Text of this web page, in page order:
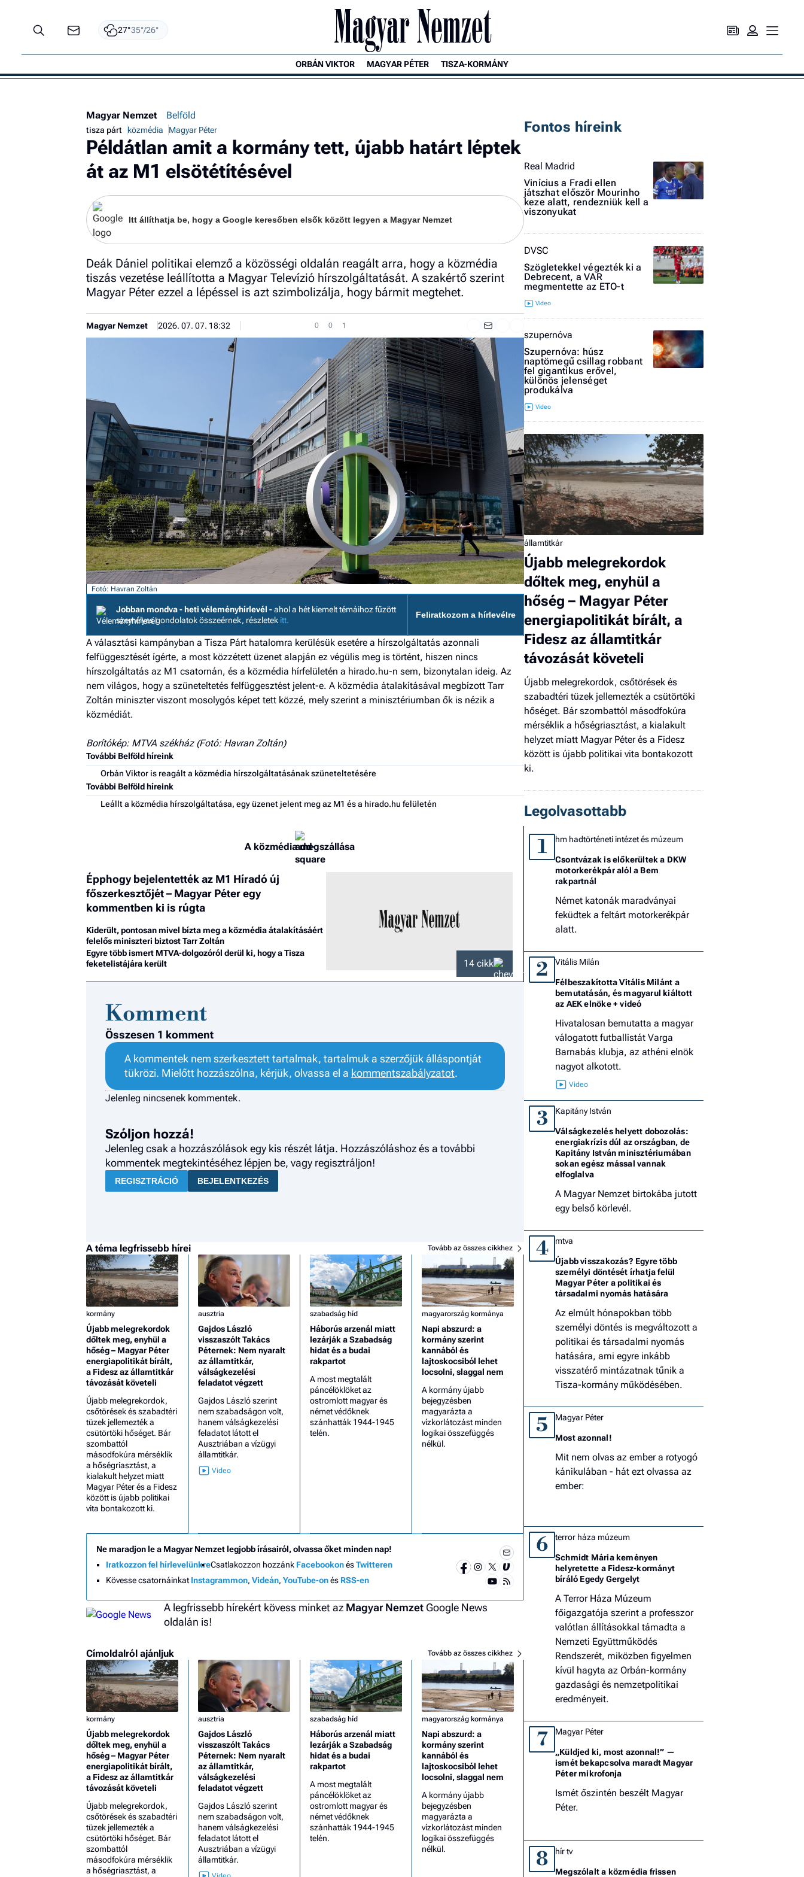
27°35°/26°
ORBÁN VIKTOR MAGYAR PÉTER TISZA-KORMÁNY
Magyar Nemzet Belföld
tisza párt közmédia Magyar Péter
Példátlan amit a kormány tett, újabb határt léptek
át az M1 elsötétítésével
Itt állíthatja be, hogy a Google keresőben elsők között legyen a Magyar Nemzet
Deák Dániel politikai elemző a közösségi oldalán reagált arra, hogy a közmédia
tiszás vezetése leállította a Magyar Televízió hírszolgáltatását. A szakértő szerint
Magyar Péter ezzel a lépéssel is azt szimbolizálja, hogy bármit megtehet.
Magyar Nemzet 2026. 07. 07. 18:32 0 0 1
Fotó: Havran Zoltán
Jobban mondva - heti véleményhírlevél -ahol a hét kiemelt témáihoz fűzött
személyes gondolatok összeérnek, részletek itt.
Feliratkozom a hírlevélre
A választási kampányban a Tisza Párt hatalomra kerülésük esetére a hírszolgáltatás azonnali
felfüggesztését ígérte, a most közzétett üzenet alapján ez végülis meg is történt, hiszen nincs
hírszolgáltatás az M1 csatornán, és a közmédia hírfelületén a hirado.hu-n sem, bizonytalan ideig. Az
nem világos, hogy a szüneteltetés felfüggesztést jelent-e. A közmédia átalakításával megbízott Tarr
Zoltán miniszter viszont mosolygós képet tett közzé, mely szerint a minisztériumban ők is nézik a
közmédiát.
Borítókép: MTVA székház (Fotó: Havran Zoltán)
További Belföld híreink
Orbán Viktor is reagált a közmédia hírszolgáltatásának szüneteltetésére
További Belföld híreink
Leállt a közmédia hírszolgáltatása, egy üzenet jelent meg az M1 és a hirado.hu felületén
A közmédia megszállása
Épphogy bejelentették az M1 Híradó új
főszerkesztőjét – Magyar Péter egy
kommentben ki is rúgta
Kiderült, pontosan mivel bízta meg a közmédia átalakításáért
felelős miniszteri biztost Tarr Zoltán
Egyre több ismert MTVA-dolgozóról derül ki, hogy a Tisza
feketelistájára került
14 cikk
Komment
Összesen 1 komment
A kommentek nem szerkesztett tartalmak, tartalmuk a szerzőjük álláspontját
tükrözi. Mielőtt hozzászólna, kérjük, olvassa el a kommentszabályzatot.
Jelenleg nincsenek kommentek.
Szóljon hozzá!
Jelenleg csak a hozzászólások egy kis részét látja. Hozzászóláshoz és a további
kommentek megtekintéséhez lépjen be, vagy regisztráljon!
REGISZTRÁCIÓ BEJELENTKEZÉS
A téma legfrissebb hírei Tovább az összes cikkhez
kormány
Újabb melegrekordok
dőltek meg, enyhül a
hőség – Magyar Péter
energiapolitikát bírált,
a Fidesz az államtitkár
távozását követeli
Újabb melegrekordok,
csőtörések és szabadtéri
tüzek jellemezték a
csütörtöki hőséget. Bár
szombattól
másodfokúra mérséklik
a hőségriasztást, a
kialakult helyzet miatt
Magyar Péter és a Fidesz
között is újabb politikai
vita bontakozott ki.
ausztria
Gajdos László
visszaszólt Takács
Péternek: Nem nyaralt
az államtitkár,
válságkezelési
feladatot végzett
Gajdos László szerint
nem szabadságon volt,
hanem válságkezelési
feladatot látott el
Ausztriában a vízügyi
államtitkár.
szabadság híd
Háborús arzenál miatt
lezárják a Szabadság
hidat és a budai
rakpartot
A most megtalált
páncélöklöket az
ostromlott magyar és
német védőknek
szánhatták 1944-1945
telén.
magyarország kormánya
Napi abszurd: a
kormány szerint
kannából és
lajtoskocsiból lehet
locsolni, slaggal nem
A kormány újabb
bejegyzésben
magyarázta a
vízkorlátozást minden
logikai összefüggés
nélkül.
Ne maradjon le a Magyar Nemzet legjobb írásairól, olvassa őket minden nap!
Iratkozzon fel hírlevelünkreCsatlakozzon hozzánk FacebookonésTwitteren
Kövesse csatornáinkat Instagrammon, Videán, YouTube-onés RSS-en
A legfrissebb hírekért kövess minket az Magyar Nemzet Google News
oldalán is!
Címoldalról ajánljuk Tovább az összes cikkhez
kormány
Újabb melegrekordok
dőltek meg, enyhül a
hőség – Magyar Péter
energiapolitikát bírált,
a Fidesz az államtitkár
távozását követeli
Újabb melegrekordok,
csőtörések és szabadtéri
tüzek jellemezték a
csütörtöki hőséget. Bár
szombattól
másodfokúra mérséklik
a hőségriasztást, a
ausztria
Gajdos László
visszaszólt Takács
Péternek: Nem nyaralt
az államtitkár,
válságkezelési
feladatot végzett
Gajdos László szerint
nem szabadságon volt,
hanem válságkezelési
feladatot látott el
Ausztriában a vízügyi
államtitkár.
szabadság híd
Háborús arzenál miatt
lezárják a Szabadság
hidat és a budai
rakpartot
A most megtalált
páncélöklöket az
ostromlott magyar és
német védőknek
szánhatták 1944-1945
telén.
magyarország kormánya
Napi abszurd: a
kormány szerint
kannából és
lajtoskocsiból lehet
locsolni, slaggal nem
A kormány újabb
bejegyzésben
magyarázta a
vízkorlátozást minden
logikai összefüggés
nélkül.
Fontos híreink
Real Madrid
Vinícius a Fradi ellen
játszhat először Mourinho
keze alatt, rendezniük kell a
viszonyukat
DVSC
Szögletekkel végezték ki a
Debrecent, a VAR
megmentette az ETO-t
szupernóva
Szupernóva: húsz
naptömegű csillag robbant
fel gigantikus erővel,
különös jelenséget
produkálva
államtitkár
Újabb melegrekordok
dőltek meg, enyhül a
hőség – Magyar Péter
energiapolitikát bírált, a
Fidesz az államtitkár
távozását követeli
Újabb melegrekordok, csőtörések és
szabadtéri tüzek jellemezték a csütörtöki
hőséget. Bár szombattól másodfokúra
mérséklik a hőségriasztást, a kialakult
helyzet miatt Magyar Péter és a Fidesz
között is újabb politikai vita bontakozott
ki.
Legolvasottabb
1 hm hadtörténeti intézet és múzeum
Csontvázak is előkerültek a DKW
motorkerékpár alól a Bem
rakpartnál
Német katonák maradványai
feküdtek a feltárt motorkerékpár
alatt.
2 Vitális Milán
Félbeszakította Vitális Milánt a
bemutatásán, és magyarul kiáltott
az AEK elnöke + videó
Hivatalosan bemutatta a magyar
válogatott futballistát Varga
Barnabás klubja, az athéni elnök
nagyot alkotott.
3 Kapitány István
Válságkezelés helyett dobozolás:
energiakrízis dúl az országban, de
Kapitány István minisztériumában
sokan egész mással vannak
elfoglalva
A Magyar Nemzet birtokába jutott
egy belső körlevél.
4 mtva
Újabb visszakozás? Egyre több
személyi döntését írhatja felül
Magyar Péter a politikai és
társadalmi nyomás hatására
Az elmúlt hónapokban több
személyi döntés is megváltozott a
politikai és társadalmi nyomás
hatására, ami egyre inkább
visszatérő mintázatnak tűnik a
Tisza-kormány működésében.
5 Magyar Péter
Most azonnal!
Mit nem olvas az ember a rotyogó
kánikulában - hát ezt olvassa az
ember:
6 terror háza múzeum
Schmidt Mária keményen
helyretette a Fidesz-kormányt
bíráló Egedy Gergelyt
A Terror Háza Múzeum
főigazgatója szerint a professzor
valótlan állításokkal támadta a
Nemzeti Együttműködés
Rendszerét, miközben figyelmen
kívül hagyta az Orbán-kormány
gazdasági és nemzetpolitikai
eredményeit.
7 Magyar Péter
„Küldjed ki, most azonnal!” —
ismét bekapcsolva maradt Magyar
Péter mikrofonja
Ismét őszintén beszélt Magyar
Péter.
8 hír tv
Megszólalt a közmédia frissen